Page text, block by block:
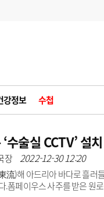
강정보 수첩
검색어
인력 수급 추계
명 처방
료
의 모집 결과
피플
중소병원
수술실 CCTV’ 설치
장 2022-12-30 12:20
流)해 아드리아 바다로 흘러
.폼페이우스 사주를 받은 원